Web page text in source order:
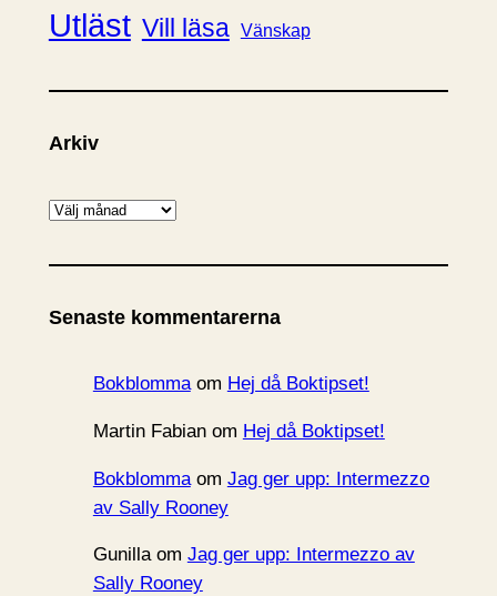
Utläst Vill läsa Vänskap
Arkiv
A
k
v
Senaste kommentarerna
Bokblommaom Hej då Boktipset!
Martin Fabianom Hej då Boktipset!
Bokblommaom Jag ger upp: Intermezzo
av Sally Rooney
Gunillaom Jag ger upp: Intermezzo av
Sally Rooney